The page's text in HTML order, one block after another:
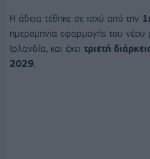
Η άδεια τέθηκε σε ισχύ από την
ημερομηνία εφαρμογής του νέου
Ιρλανδία, και έχει τριετή
2029.